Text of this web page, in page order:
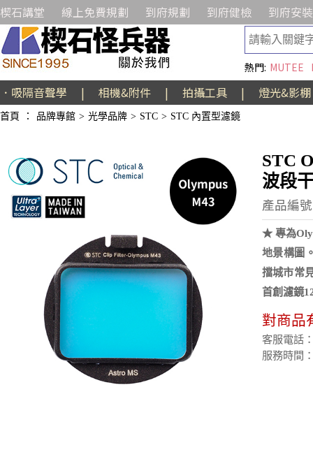
楔石講堂 線上免費規劃 到府規劃 到府健檢 到府安裝
熱門: MUTEE
．吸隔音聲學 | 相機&附件 | 拍攝工具 | 燈光&影棚
首頁 ： 品牌專館 > 光學品牌 > STC > STC 內置型濾鏡
STC
波段
產品編
★ 專為
地景構圖
擋城市常
首創濾鏡
對商品
客服電話
服務時間